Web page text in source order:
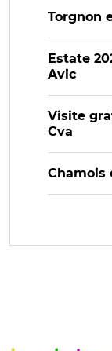
Torgnon
Estate
Avic
Visite
Cva
Chamois